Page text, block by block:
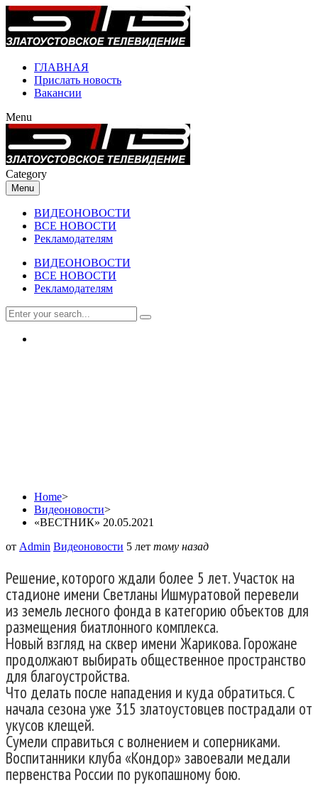
ГЛАВНАЯ
Прислать новость
Вакансии
Menu
Category
Menu
ВИДЕОНОВОСТИ
ВСЕ НОВОСТИ
Рекламодателям
ВИДЕОНОВОСТИ
ВСЕ НОВОСТИ
Рекламодателям
Home>
Видеоновости>
«ВЕСТНИК» 20.05.2021
от Admin Видеоновости 5 лет тому назад
Решение, которого ждали более 5 лет. Участок на
стадионе имени Светланы Ишмуратовой перевели
из земель лесного фонда в категорию объектов для
размещения биатлонного комплекса.
Новый взгляд на сквер имени Жарикова. Горожане
продолжают выбирать общественное пространство
для благоустройства.
Что делать после нападения и куда обратиться. С
начала сезона уже 315 златоустовцев пострадали от
укусов клещей.
Сумели справиться с волнением и соперниками.
Воспитанники клуба «Кондор» завоевали медали
первенства России по рукопашному бою.